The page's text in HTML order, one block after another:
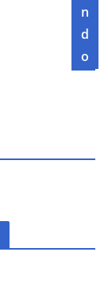
n
d
o